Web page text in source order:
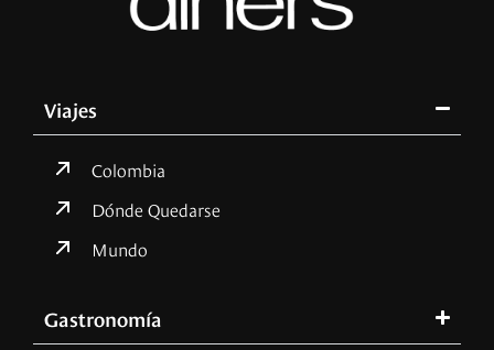
Viajes
Colombia
Dónde Quedarse
Mundo
Gastronomía